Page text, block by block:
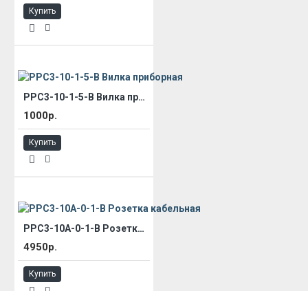
Купить
РРС3-10-1-5-В Вилка приборная
1000р.
Купить
РРС3-10А-0-1-В Розетка кабельная
4950р.
Купить